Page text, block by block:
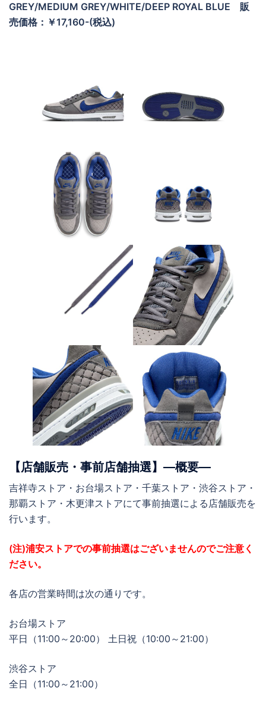
GREY/MEDIUM GREY/WHITE/DEEP ROYAL BLUE
販
売価格：￥17,160-(税込)
【店舗販売・事前店舗抽選】―概要―
吉祥寺ストア・お台場ストア・千葉ストア・渋谷ストア・
那覇ストア・木更津ストアにて事前抽選による店舗販売を
行います。
(注)浦安ストアでの事前抽選はございませんのでご注意く
ださい。
各店の営業時間は次の通りです。
お台場ストア
平日（11:00～20:00） 土日祝（10:00～21:00）
渋谷ストア
全日（11:00～21:00）